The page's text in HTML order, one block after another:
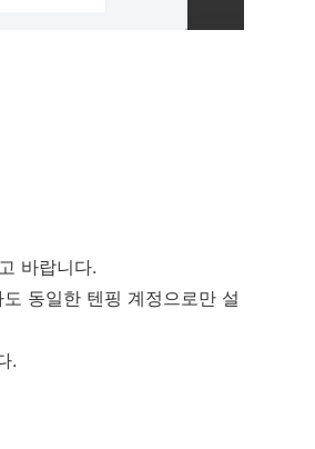
바랍니다.
동일한 텐핑 계정으로만 설
.